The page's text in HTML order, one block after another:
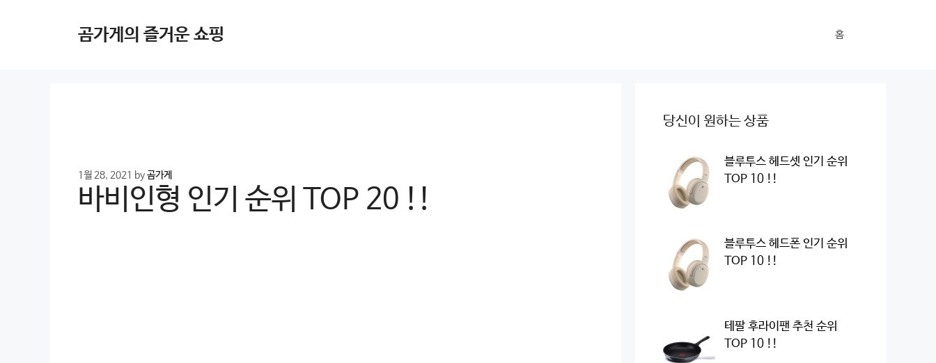
곰가게의 즐거운 쇼핑 홈
1월 28, 2021 by곰가게
바비인형 인기 순위 TOP 20 !!
당신이 원하는 상품
블루투스 헤드셋 인기 순위
TOP 10 !!
블루투스 헤드폰 인기 순위
TOP 10 !!
테팔 후라이팬 추천 순위
TOP 10 !!